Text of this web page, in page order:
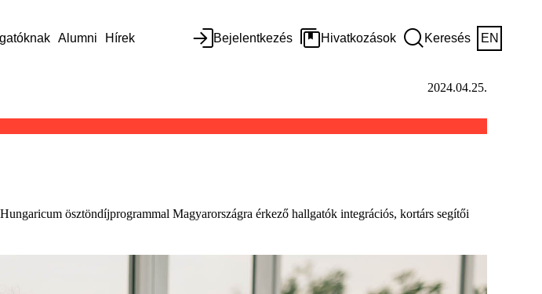
Alumni Hírek Bejelentkezés Hivatkozások Keresés EN
2024.04.25.
ösztöndíjprogrammal Magyarországra érkező hallgatók integrációs, kortárs segítői